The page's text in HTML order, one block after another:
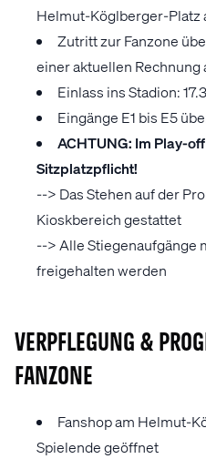
Helmut-Köglberger-Platz
Zutritt zur Fanzone
einer aktuellen Rechnung
Einlass ins Stadion:
Eingänge E1 bis E5
ACHTUNG: Im Play-
Sitzplatzpflicht!
--> Das Stehen auf der
Kioskbereich gestattet
--> Alle Stiegenaufgänge
freigehalten werden
VERPFLEGUNG &
FANZONE
Fanshop am Helmut-
Spielende geöffnet